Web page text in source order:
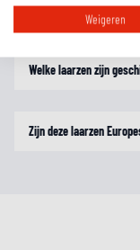
Moet ik motorlaarzen
Welke laarzen zijn
Zijn deze laarzen
Weigeren